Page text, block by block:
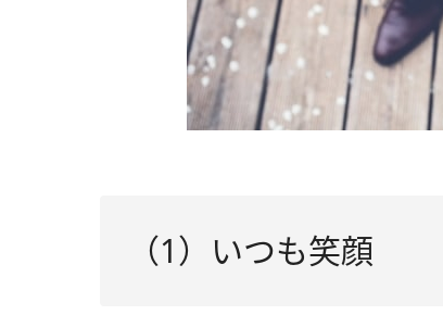
（1）いつも笑顔